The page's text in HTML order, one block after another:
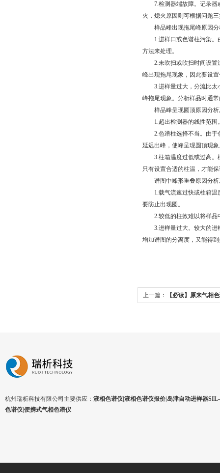
7.检测器端故障。记录器
火，熄火原因则可根据问题
样品峰出现拖尾峰原因分
1.进样口或色谱柱污染。由
方法来处理。
2.未吹扫或吹扫时间设置过
峰出现拖尾现象，因此要设
3.进样量过大，分流比太小
峰拖尾现象。分析样品时通
样品峰呈现圆顶原因分析
1.超出检测器的线性范围
2.色谱柱选择不当。由于色
延迟出峰，使峰呈现圆顶现
3.柱箱温度过低或过高。柱
只有设置合适的柱温，才能
谱图中峰形重叠原因分析
1.载气流速过快或柱箱温
要防止出现圆。
2.较低的柱效难以将样品
3.进样量过大。较大的进
增加谱图的分离度，又能得
上一篇： 【必读】原来气相
杭州瑞析科技有限公司主要供应： 液相色谱仪|液相色谱仪报价|岛津自动进样器
色谱仪|便携式气相色谱仪